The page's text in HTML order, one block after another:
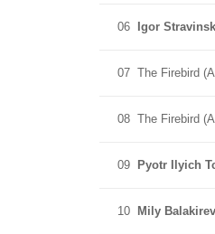
06 Igor
07 The Firebird
08 The Firebird
09 Pyotr Ilyich
10 Mily